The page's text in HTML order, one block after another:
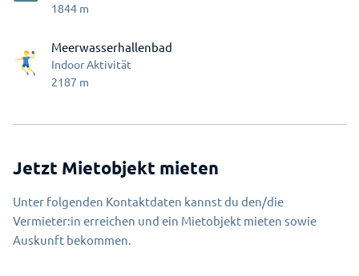
1844 m
Meerwasserhallenbad
Indoor Aktivität
2187 m
Jetzt Mietobjekt mieten
Unter folgenden Kontaktdaten kannst du den/die
Vermieter:in erreichen und ein Mietobjekt mieten sowie
Auskunft bekommen.